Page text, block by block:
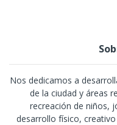
Nos dedicamos a
de la ciudad y áreas
recreación de niños,
desarrollo físico,